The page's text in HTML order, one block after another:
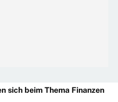
sich beim Thema Finanzen